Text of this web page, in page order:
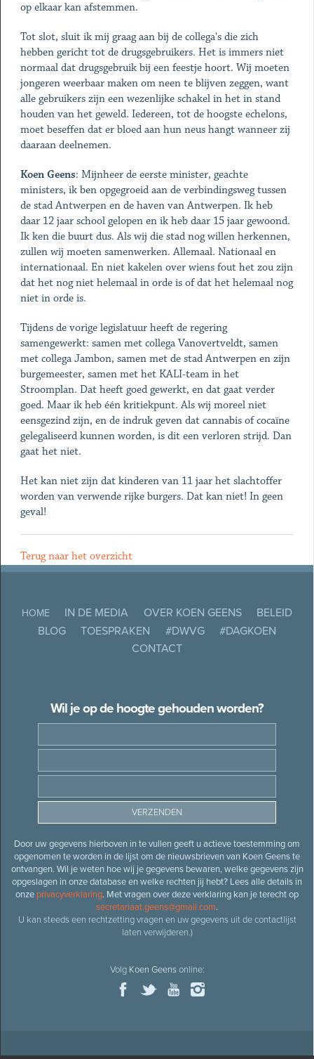
op elkaar kan afstemmen.
Tot slot, sluit ik mij graag aan bij de collega's die zich
hebben gericht tot de drugsgebruikers. Het is immers niet
normaal dat drugsgebruik bij een feestje hoort. Wij moeten
jongeren weerbaar maken om neen te blijven zeggen, want
alle gebruikers zijn een wezenlijke schakel in het in stand
houden van het geweld. Iedereen, tot de hoogste echelons,
moet beseffen dat er bloed aan hun neus hangt wanneer zij
daaraan deelnemen.
Koen Geens: Mijnheer de eerste minister, geachte
ministers, ik ben opgegroeid aan de verbindingsweg tussen
de stad Antwerpen en de haven van Antwerpen. Ik heb
daar 12 jaar school gelopen en ik heb daar 15 jaar gewoond.
Ik ken die buurt dus. Als wij die stad nog willen herkennen,
zullen wij moeten samenwerken. Allemaal. Nationaal en
internationaal. En niet kakelen over wiens fout het zou zijn
dat het nog niet helemaal in orde is of dat het helemaal nog
niet in orde is.
Tijdens de vorige legislatuur heeft de regering
samengewerkt: samen met collega Vanovertveldt, samen
met collega Jambon, samen met de stad Antwerpen en zijn
burgemeester, samen met het KALI-team in het
Stroomplan. Dat heeft goed gewerkt, en dat gaat verder
goed. Maar ik heb één kritiekpunt. Als wij moreel niet
eensgezind zijn, en de indruk geven dat cannabis of cocaïne
gelegaliseerd kunnen worden, is dit een verloren strijd. Dan
gaat het niet.
Het kan niet zijn dat kinderen van 11 jaar het slachtoffer
worden van verwende rijke burgers. Dat kan niet! In geen
geval!
Terug naar het overzicht
HOME IN DE MEDIA OVER KOEN GEENS
BELEID
BLOG
TOESPRAKEN #DWVG
#DAGKOEN
CONTACT
Wil je op de hoogte gehouden worden?
Door uw gegevens hierboven in te vullen geeft u actieve toestemming om
opgenomen te worden in de lijst om de nieuwsbrieven van Koen Geens te
ontvangen. Wil je weten hoe wij je gegevens bewaren, welke gegevens zijn
opgeslagen in onze database en welke rechten jij hebt? Lees alle details in
onze privacyverklaring. Met vragen over deze verklaring kan je terecht op
secretariaat.geens@gmail.com.
U kan steeds een rechtzetting vragen en uw gegevens uit de contactlijst
laten verwijderen.)
Volg Koen Geensonline: